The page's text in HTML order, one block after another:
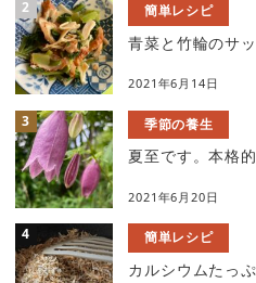
簡単レシピ
青菜と竹輪のサ
2021年6月14日
季節の養生
夏至です。本格
2021年6月20日
簡単レシピ
カルシウムたっ